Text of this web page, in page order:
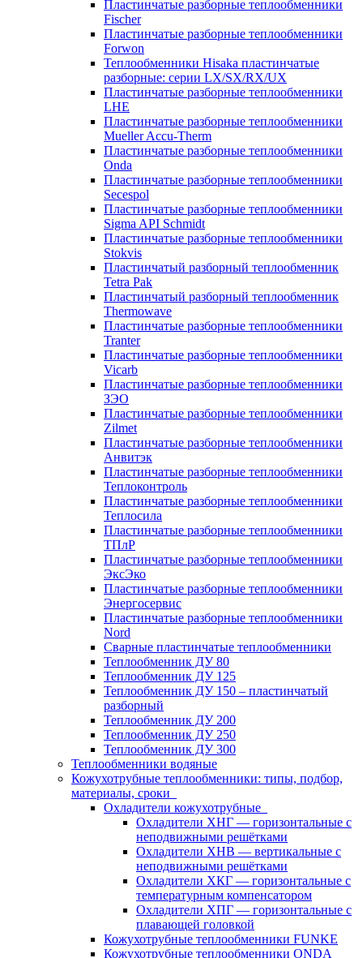
Пластинчатые разборные теплообменники
Fischer
Пластинчатые разборные теплообменники
Forwon
Теплообменники Hisaka пластинчатые
разборные: серии LX/SX/RX/UX
Пластинчатые разборные теплообменники
LHE
Пластинчатые разборные теплообменники
Mueller Accu-Therm
Пластинчатые разборные теплообменники
Onda
Пластинчатые разборные теплообменники
Secespol
Пластинчатые разборные теплообменники
Sigma API Schmidt
Пластинчатые разборные теплообменники
Stokvis
Пластинчатый разборный теплообменник
Tetra Pak
Пластинчатый разборный теплообменник
Thermowave
Пластинчатые разборные теплообменники
Tranter
Пластинчатые разборные теплообменники
Vicarb
Пластинчатые разборные теплообменники
ЗЭО
Пластинчатые разборные теплообменники
Zilmet
Пластинчатые разборные теплообменники
Анвитэк
Пластинчатые разборные теплообменники
Теплоконтроль
Пластинчатые разборные теплообменники
Теплосила
Пластинчатые разборные теплообменники
ТПлР
Пластинчатые разборные теплообменники
ЭксЭко
Пластинчатые разборные теплообменники
Энергосервис
Пластинчатые разборные теплообменники
Nord
Сварные пластинчатые теплообменники
Теплообменник ДУ 80
Теплообменник ДУ 125
Теплообменник ДУ 150 – пластинчатый
разборный
Теплообменник ДУ 200
Теплообменник ДУ 250
Теплообменник ДУ 300
Теплообменники водяные
Кожухотрубные теплообменники: типы, подбор,
материалы, сроки
Охладители кожухотрубные
Охладители ХНГ — горизонтальные с
неподвижными решётками
Охладители ХНВ — вертикальные с
неподвижными решётками
Охладители ХКГ — горизонтальные с
температурным компенсатором
Охладители ХПГ — горизонтальные с
плавающей головкой
Кожухотрубные теплообменники FUNKE
Кожухотрубные теплообменники ONDA